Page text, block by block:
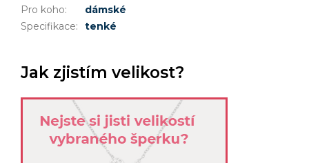
Pro koho:
dámské
Specifikace: tenké
Jak zjistím velikost?